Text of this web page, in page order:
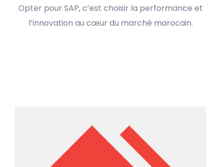
Opter pour SAP, c’est choisir la performance et
l’innovation au cœur du marché marocain.